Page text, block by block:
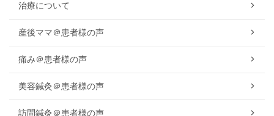
治療について
産後ママ＠患者様の声
痛み＠患者様の声
美容鍼灸＠患者様の声
訪問鍼灸＠患者様の声